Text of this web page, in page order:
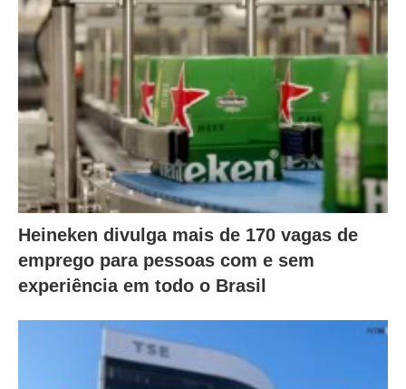
Heineken divulga mais de 170 vagas de
emprego para pessoas com e sem
experiência em todo o Brasil